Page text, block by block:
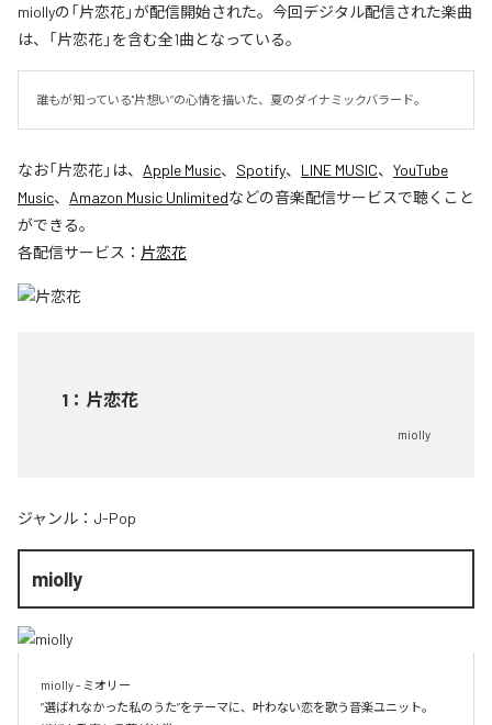
miollyの「片恋花」が配信開始された。今回デジタル配信された楽曲
は、「片恋花」を含む全1曲となっている。
誰もが知っている"片想い”の心情を描いた、夏のダイナミックバラード。
なお「片恋花」は、 Apple Music、 Spotify、 LINE MUSIC、 YouTube
Music、 Amazon Music Unlimitedなどの音楽配信サービスで聴くこと
ができる。
各配信サービス： 片恋花
1 ： 片恋花
miolly
ジャンル： J-Pop
miolly
miolly - ミオリー
”選ばれなかった私のうた”をテーマに、叶わない恋を歌う音楽ユニット。